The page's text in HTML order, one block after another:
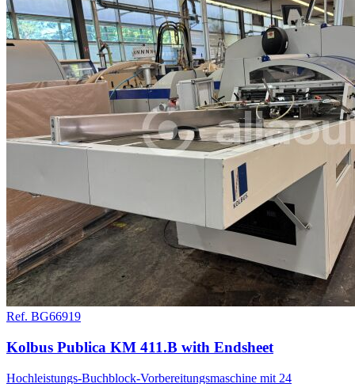
Ref. BG66919
Kolbus Publica KM 411.B with Endsheet
Hochleistungs-Buchblock-Vorbereitungsmaschine mit 24